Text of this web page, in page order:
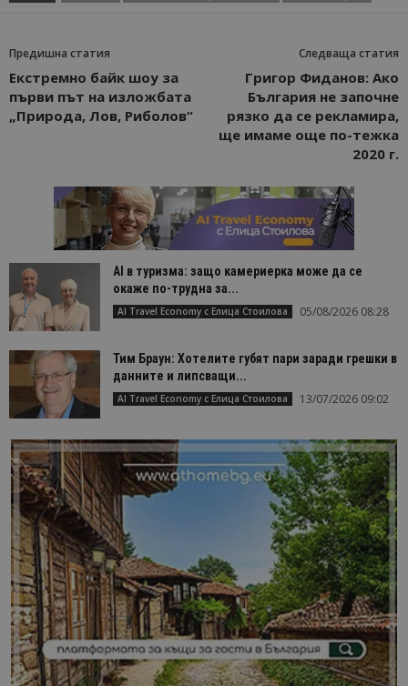
Предишна статия
Екстремно байк шоу за
първи път на изложбата
„Природа, Лов, Риболов“
Следваща статия
Григор Фиданов: Ако
България не започне
рязко да се рекламира,
ще имаме още по-тежка
2020 г.
AI в туризма: защо камериерка може да се
окаже по-трудна за...
AI Travel Economy с Елица Стоилова 05/08/2026 08:28
Тим Браун: Хотелите губят пари заради грешки в
данните и липсващи...
AI Travel Economy с Елица Стоилова 13/07/2026 09:02